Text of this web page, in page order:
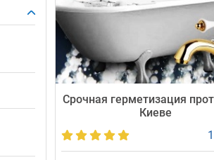
Срочная герметизация
Киеве